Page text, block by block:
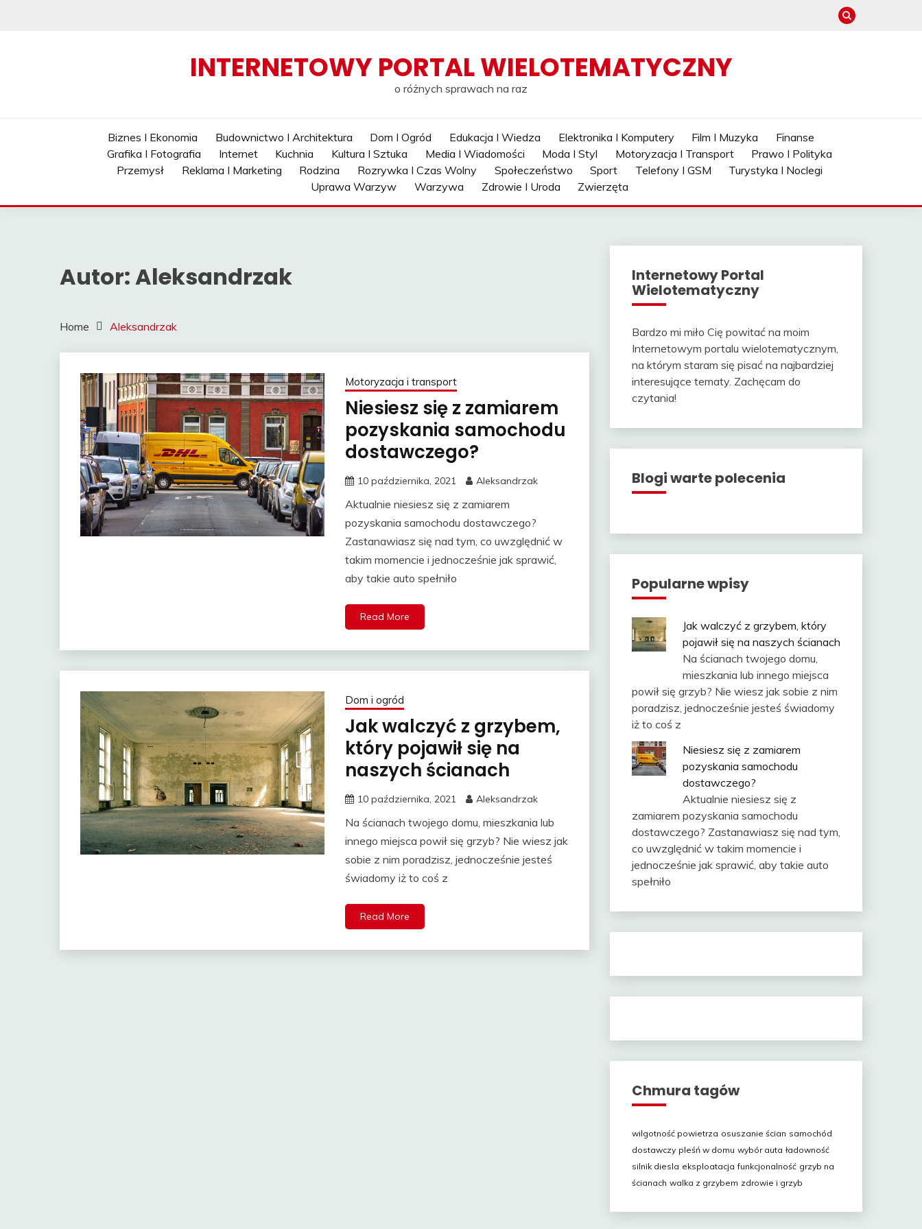
INTERNETOWY PORTAL WIELOTEMATYCZNY
o różnych sprawach na raz
Biznes I Ekonomia Budownictwo I Architektura Dom I Ogród Edukacja I Wiedza Elektronika I Komputery Film I Muzyka
Finanse
Grafika I Fotografia
Internet Kuchnia Kultura I Sztuka Media I Wiadomości Moda I Styl Motoryzacja I Transport
Prawo I Polityka
Przemysł
Reklama I Marketing Rodzina Rozrywka I Czas Wolny Społeczeństwo Sport Telefony I GSM
Turystyka I Noclegi
Uprawa Warzyw
Warzywa Zdrowie I Uroda Zwierzęta
Autor:Aleksandrzak
Home Aleksandrzak
Motoryzacja i transport
Niesiesz się z zamiarem
pozyskania samochodu
dostawczego?
10 października, 2021 Aleksandrzak
Aktualnie niesiesz się z zamiarem
pozyskania samochodu dostawczego?
Zastanawiasz się nad tym, co uwzględnić w
takim momencie i jednocześnie jak sprawić,
aby takie auto spełniło
Read More
Dom i ogród
Jak walczyć z grzybem,
który pojawił się na
naszych ścianach
10 października, 2021 Aleksandrzak
Na ścianach twojego domu, mieszkania lub
innego miejsca powił się grzyb? Nie wiesz jak
sobie z nim poradzisz, jednocześnie jesteś
świadomy iż to coś z
Read More
Internetowy Portal
Wielotematyczny
Bardzo mi miło Cię powitać na moim
Internetowym portalu wielotematycznym,
na którym staram się pisać na najbardziej
interesujące tematy. Zachęcam do
czytania!
Blogi warte polecenia
Popularne wpisy
Jak walczyć z grzybem, który
pojawił się na naszych ścianach
Na ścianach twojego domu,
mieszkania lub innego miejsca
powił się grzyb? Nie wiesz jak sobie z nim
poradzisz, jednocześnie jesteś świadomy
iż to coś z
Niesiesz się z zamiarem
pozyskania samochodu
dostawczego?
Aktualnie niesiesz się z
zamiarem pozyskania samochodu
dostawczego? Zastanawiasz się nad tym,
co uwzględnić w takim momencie i
jednocześnie jak sprawić, aby takie auto
spełniło
Chmura tagów
wilgotność powietrza osuszanie ścian samochód
dostawczy pleśń w domu wybór auta ładowność
silnik diesla eksploatacja funkcjonalność grzyb na
ścianach walka z grzybem zdrowie i grzyb